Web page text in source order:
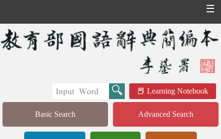
☰
Learning Notebook
Basic Search Advanced Search